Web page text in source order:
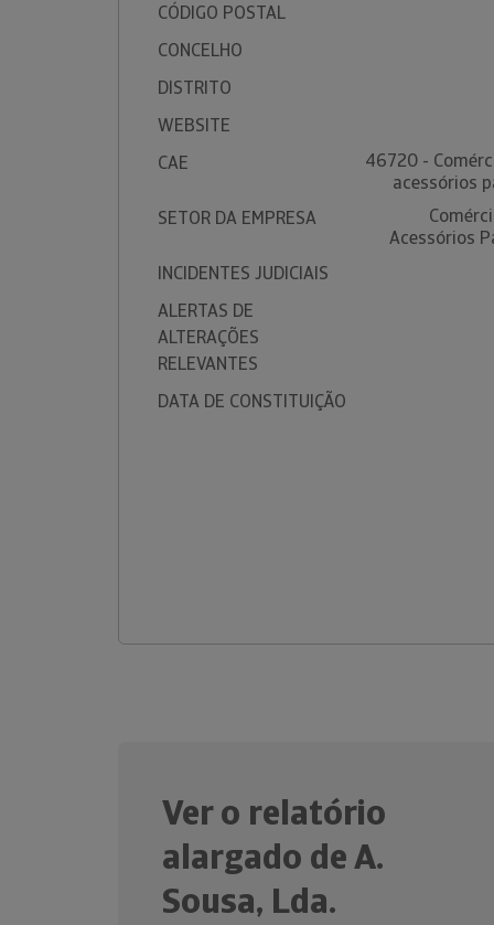
CÓDIGO POSTAL
CONCELHO
DISTRITO
WEBSITE
CAE
46720 -
acessórios
SETOR DA EMPRESA
Acessórios
INCIDENTES JUDICIAIS
ALERTAS DE
ALTERAÇÕES
RELEVANTES
DATA DE CONSTITUIÇÃO
Ver o relatório
alargado de A.
Sousa, Lda.